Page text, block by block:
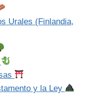
Urales (Finlandia,
y la Ley